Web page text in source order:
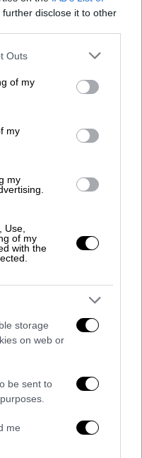
further disclose it to other
one or more Google
You may click to
its third-party tags to
in below Google
Outs
of my
my
my
Use,
of my
with the
storage
on web or
be sent to
me
αποκεφάλισε
ο διάβολος»
σώμα της μητέρας